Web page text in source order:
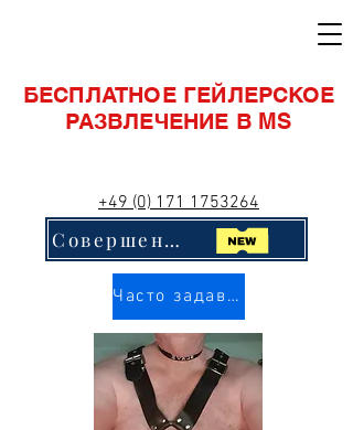
БЕСПЛАТНОЕ ГЕЙЛЕРСКОЕ
РАЗВЛЕЧЕНИЕ В MS
+49 (0) 171 1753264
Совершенно новый! Нажмите сюда!!
Часто задаваемые вопросы